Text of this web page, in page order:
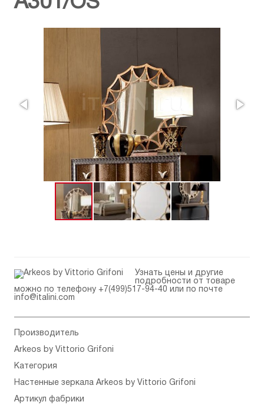
Узнать цены и другие
подробности от товаре
можно по телефону +7(499)517-94-40 или по почте
info@italini.com
Производитель
Arkeos by Vittorio Grifoni
Категория
Настенные зеркала Arkeos by Vittorio Grifoni
Артикул фабрики